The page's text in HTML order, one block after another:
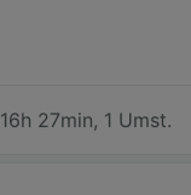
16h 27min, 1 Umst.